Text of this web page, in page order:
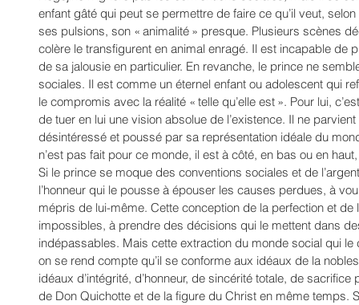
enfant gâté qui peut se permettre de faire ce qu’il veut,
ses pulsions, son « animalité » presque. Plusieurs scènes
colère le transfigurent en animal enragé. Il est incapable de
de sa jalousie en particulier. En revanche, le prince ne
sociales. Il est comme un éternel enfant ou adolescent qui
le compromis avec la réalité « telle qu’elle est ». Pour lui,
de tuer en lui une vision absolue de l’existence. Il ne
désintéressé et poussé par sa représentation idéale du
n’est pas fait pour ce monde, il est à côté, en bas ou en
Si le prince se moque des conventions sociales et de
l’honneur qui le pousse à épouser les causes perdues, à
mépris de lui-même. Cette conception de la perfection et de
impossibles, à prendre des décisions qui le mettent dans
indépassables. Mais cette extraction du monde social qui le
on se rend compte qu’il se conforme aux idéaux de la
idéaux d’intégrité, d’honneur, de sincérité totale, de
de Don Quichotte et de la figure du Christ en même temps.